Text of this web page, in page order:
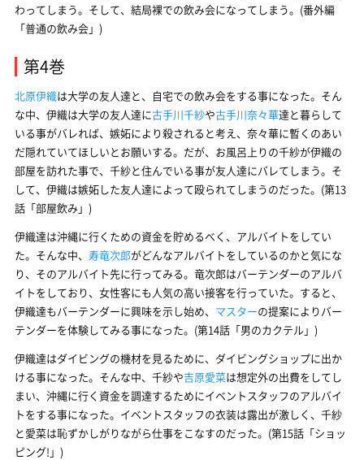
わってしまう。そして、結局裸での飲み会になってしまう。(番外編
「普通の飲み会」)
第4巻
北原伊織は大学の友人達と、自宅での飲み会をする事になった。そん
な中、伊織は大学の友人達に古手川千紗や古手川奈々華達と暮らして
いる事がバレれば、嫉妬により殺されると考え、奈々華に暫くのあい
だ隠れていてほしいとお願いする。だが、お風呂上りの千紗が伊織の
部屋を訪れた事で、千紗と住んでいる事が友人達にバレてしまう。そ
して、伊織は嫉妬した友人達によって殴られてしまうのだった。(第13
話「部屋飲み」)
伊織達は沖縄に行くための資金を貯めるべく、アルバイトをしてい
た。そんな中、 寿竜次郎がどんなアルバイトをしているのかと気にな
り、そのアルバイト先に行ってみる。竜次郎はバーテンダーのアルバ
イトをしており、女性客にも人気の高い接客を行っていた。すると、
伊織達もバーテンダーに興味を示し始め、 マスターの提案によりバー
テンダーを体験してみる事になった。(第14話「男のカクテル」)
伊織達はダイビングの機材を見るために、ダイビングショップに出か
ける事になった。そんな中、千紗や吉原愛菜は想定外の出費をしてし
まい、沖縄に行く資金を調達するためにイベントスタッフのアルバイ
トをする事になった。イベントスタッフの衣装は露出が激しく、千紗
と愛菜は恥ずかしがりながら仕事をこなすのだった。(第15話「ショッ
ピング!」)